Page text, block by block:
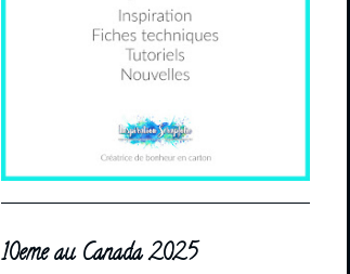
10eme au Canada 2025